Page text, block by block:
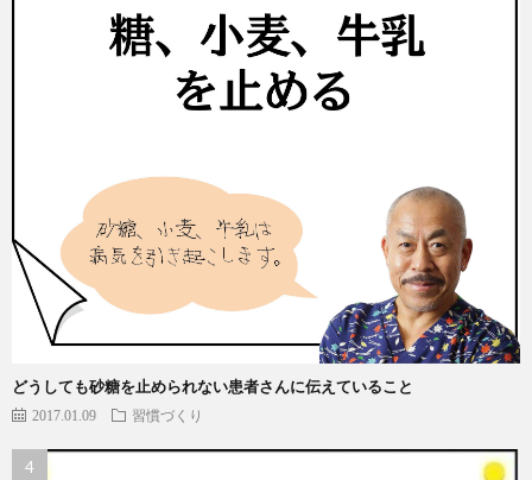
どうしても砂糖を止められない患者さんに伝えていること
2017.01.09 習慣づくり